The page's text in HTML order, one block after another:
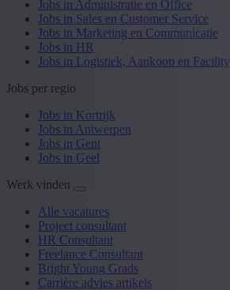
Jobs in Administratie en Office
Jobs in Sales en Customer Service
Jobs in Marketing en Communicatie
Jobs in HR
Jobs in Logistiek, Aankoop en Facility
Jobs per regio
Jobs in Kortrijk
Jobs in Antwerpen
Jobs in Gent
Jobs in Geel
Werk vinden
Alle vacatures
Project consultant
HR Consultant
Freelance Consultant
Bright Young Grads
Carrière advies artikels